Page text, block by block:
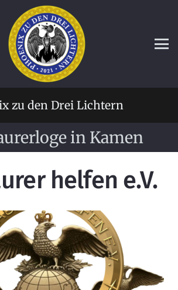
zu den Drei Lichtern
in Kamen
helfen e.V.